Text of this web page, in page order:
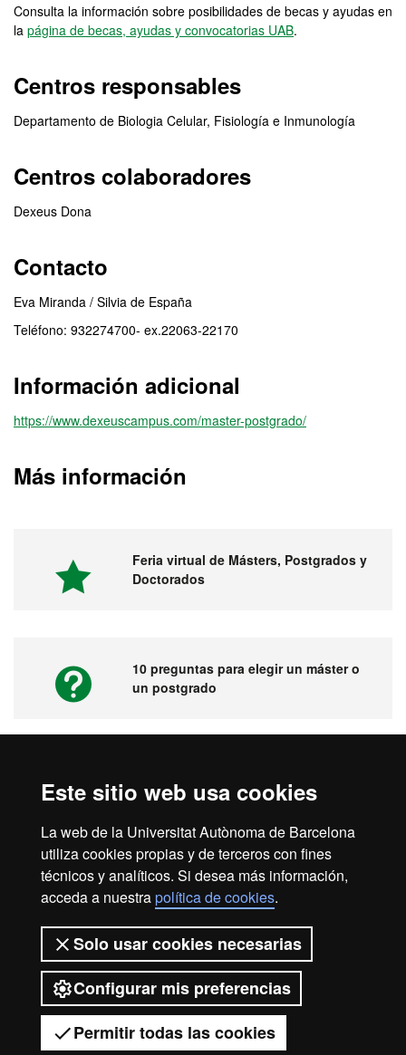
Este sitio web usa cookies
La web de la Universitat Autònoma de Barcelona
utiliza cookies propias y de terceros con fines
técnicos y analíticos. Si desea más información,
acceda a nuestrapolítica de cookies.
Solo usar cookies necesarias
Configurar mis preferencias
Permitir todas las cookies
Consulta la información sobre posibilidades de becas y ayudas en
la página de becas, ayudas y convocatorias UAB.
Centros responsables
Departamento de Biologia Celular, Fisiología e Inmunología
Centros colaboradores
Dexeus Dona
Contacto
Eva Miranda / Silvia de España
Teléfono: 932274700- ex.22063-22170
Información adicional
https://www.dexeuscampus.com/master-postgrado/
Más información
Feria virtual de Másters, Postgrados y
Doctorados
10 preguntas para elegir un máster o
un postgrado
postgrados y doctorados
Sobre el web
Accesibilidad web
2026 Universitat Autònoma de
Barcelona